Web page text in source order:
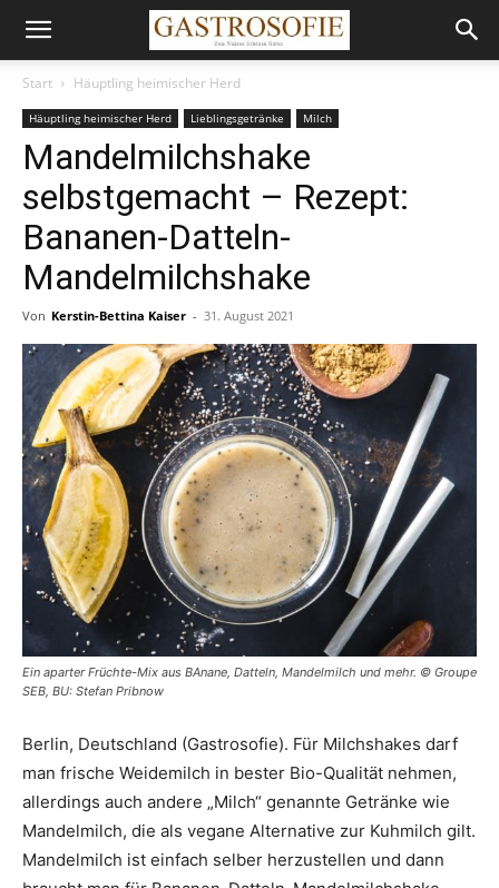
Start Häuptling heimischer Herd
Häuptling heimischer Herd Lieblingsgetränke Milch
Mandelmilchshake
selbstgemacht – Rezept:
Bananen-Datteln-
Mandelmilchshake
Von Kerstin-Bettina Kaiser - 31. August 2021
Ein aparter Früchte-Mix aus BAnane, Datteln, Mandelmilch und mehr. © Groupe
SEB, BU: Stefan Pribnow
Berlin, Deutschland (Gastrosofie). Für Milchshakes darf
man frische Weidemilch in bester Bio-Qualität nehmen,
allerdings auch andere „Milch“ genannte Getränke wie
Mandelmilch, die als vegane Alternative zur Kuhmilch gilt.
Mandelmilch ist einfach selber herzustellen und dann